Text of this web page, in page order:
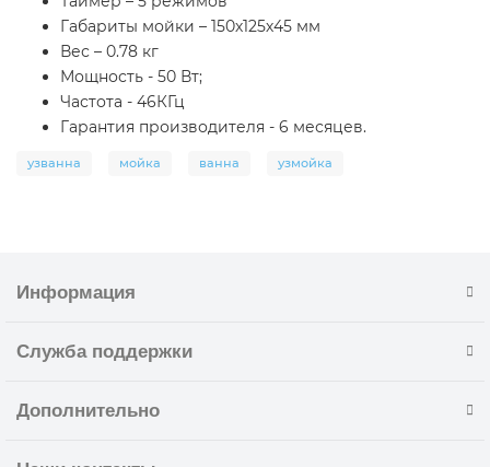
Габариты мойки – 150х125х45 мм
Вес – 0.78 кг
Мощность - 50 Вт;
Частота - 46КГц
Гарантия производителя - 6 месяцев.
узванна мойка ванна узмойка
Информация
Служба поддержки
Дополнительно